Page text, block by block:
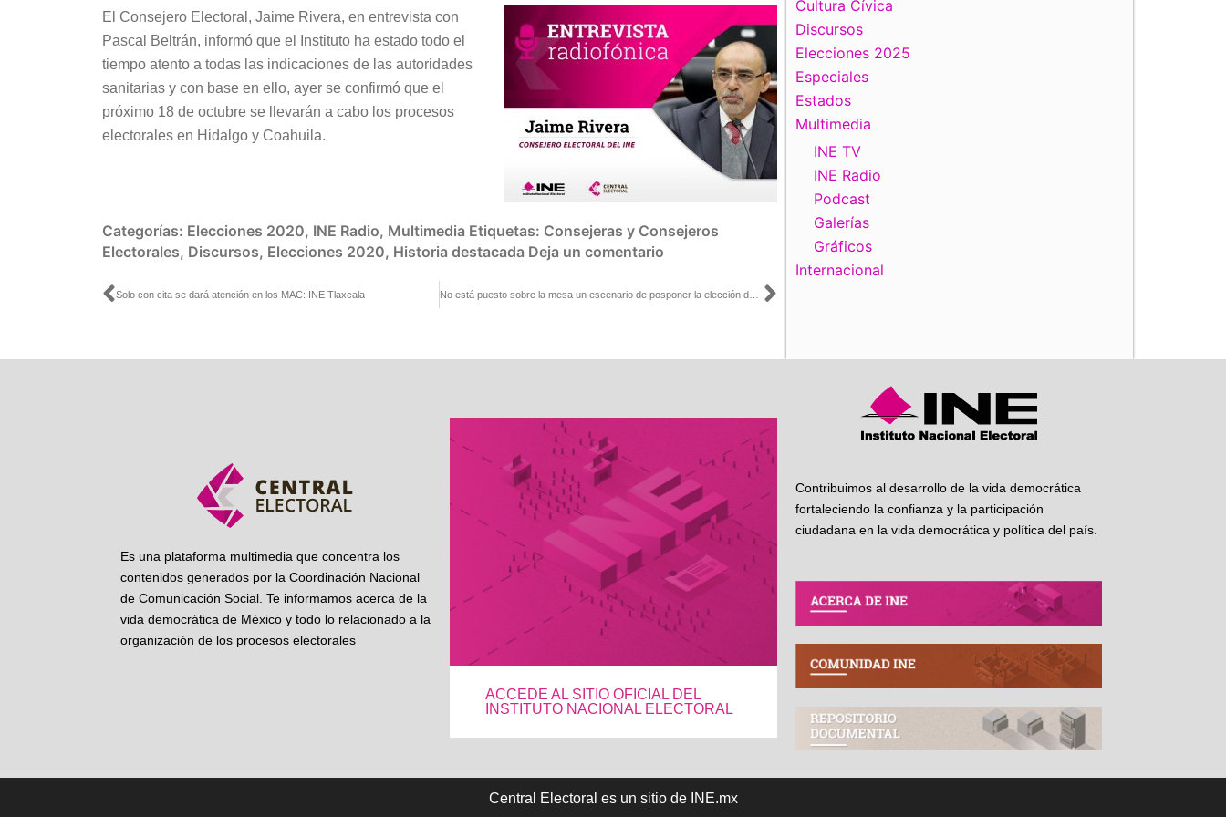
flecha
arriba/abajo
para
aumentar
o
disminuir
el
El Consejero Electoral, Jaime Rivera, en entrevista con
Pascal Beltrán, informó que el Instituto ha estado todo el
tiempo atento a todas las indicaciones de las autoridades
sanitarias y con base en ello, ayer se confirmó que el
próximo 18 de octubre se llevarán a cabo los procesos
electorales en Hidalgo y Coahuila.
Categorías: Elecciones 2020, INE Radio, Multimedia Etiquetas: Consejeras y Consejeros
Electorales, Discursos, Elecciones 2020, Historia destacada Deja un comentario
Ant
Solo con cita se dará atención en los MAC: INE Tlaxcala Siguiente
Cultura Cívica
Discursos
Elecciones 2025
Especiales
Estados
Multimedia
INE TV
INE Radio
Podcast
Galerías
Gráficos
Internacional
Es una plataforma multimedia que concentra los
contenidos generados por la Coordinación Nacional
de Comunicación Social. Te informamos acerca de la
vida democrática de México y todo lo relacionado a la
organización de los procesos electorales
ACCEDE AL SITIO OFICIAL DEL
INSTITUTO NACIONAL ELECTORAL
Contribuimos al desarrollo de la vida democrática
fortaleciendo la confianza y la participación
ciudadana en la vida democrática y política del país.
Central Electoral es un sitio de INE.mx